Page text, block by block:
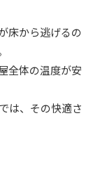
床から逃げるの
全体の温度が安
は、その快適さ